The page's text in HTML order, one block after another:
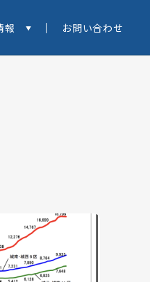
報 お問い合わせ